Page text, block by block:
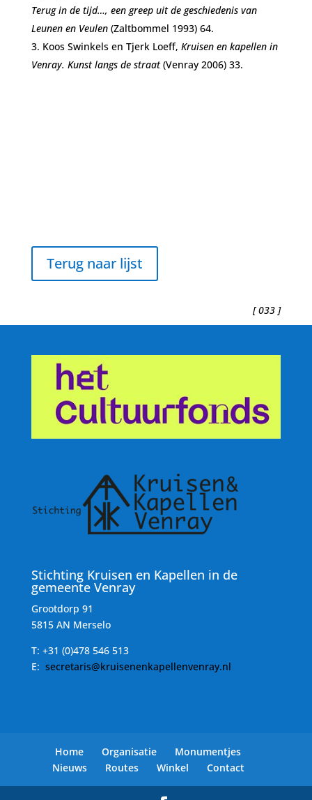
Terug in de tijd…, een greep uit de geschiedenis van
Leunen en Veulen(Zaltbommel 1993) 64.
Koos Swinkels en Tjerk Loeff, Kruisen en kapellen in
Venray. Kunst langs de straat(Venray 2006) 33.
Terug naar lijst
[ 033 ]
Stichting Kruisen en Kapellen in de
gemeente Venray
Grootdorp 91
5815 AN Merselo
T: +31 (0)478 546 513
E: secretaris@kruisenenkapellenvenray.nl
Home Organisatie
Monumentjes
Nieuws
Routes Winkel Contact